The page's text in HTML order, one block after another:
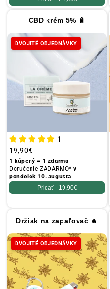
CBD krém 5% 🧴
DVOJITÉ OBJEDNÁVKY
1
Obvyklá
cena
19,90€
1 kúpený = 1 zdarma
Doručenie ZADARMO*v
pondelok 10. augusta
Pridať - 19,90€
Držiak na zapaľovač 🔥
DVOJITÉ OBJEDNÁVKY